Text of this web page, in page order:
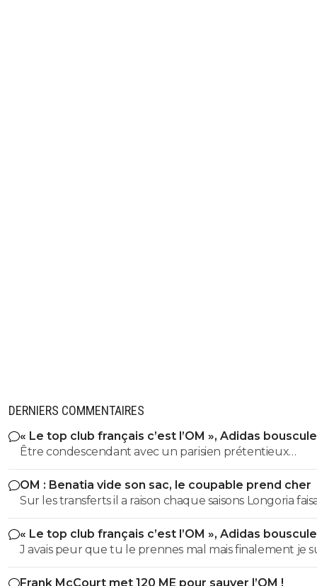
DERNIERS COMMENTAIRES
« Le top club français c’est l’OM », Adidas
PSG
Être condescendant avec un parisien prétentieux
(pléonasme) c'est mon plaisir petit poussin. Bisous
OM : Benatia vide son sac, le coupable prend cher
Sur les transferts il a raison chaque saisons Longoria
15/16 joueurs avec son poto ribalta benatia etait pas
om a l époque. En plus Longoria faisait ses agents amis
toucher sur les transferts sur l achat de tocard qui
pas quitter l'OM. Oui tout le monde voyait arriver des
« Le top club français c’est l’OM », Adidas
PSG
J avais peur que tu le prennes mal mais finalement je
content que tu le prennes comme ça Raymond Q et
Frank McCourt met 120 ME pour sauver l’OM !